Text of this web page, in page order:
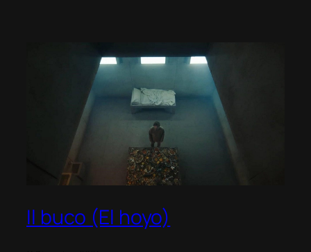
of
the
Guardians)
Il buco (El hoyo)